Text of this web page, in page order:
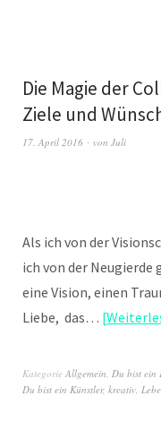
Die Magie der
Ziele und
17. April 2016 von Juli
Als ich von der
ich von der
eine Vision, einen
Liebe, das…
Kategorie Allgemein, Du bist ein
Du bist ein Künstler, kreativ,